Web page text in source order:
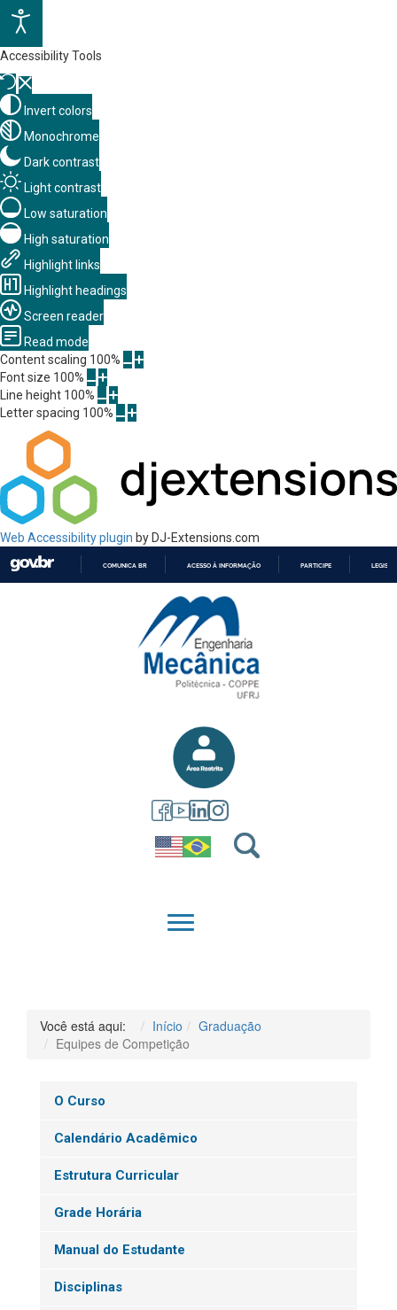
Accessibility Tools
Invert colors
Monochrome
Dark contrast
Light contrast
Low saturation
High saturation
Highlight links
Highlight headings
Screen reader
Read mode
Content scaling 100%
Font size 100%
Line height 100%
Letter spacing 100%
Web Accessibility plugin by DJ-Extensions.com
PARA
CONTEÚDO
COMUNICA BR ACESSO À INFORMAÇÃO PARTICIPE
QUEM SOMOS
Você está aqui: Início
Graduação
Equipes de Competição
O Curso
Calendário Acadêmico
Estrutura Curricular
Grade Horária
Manual do Estudante
Disciplinas